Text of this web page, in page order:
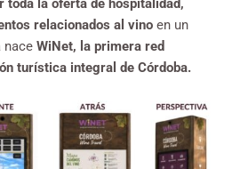
toda la oferta de hospitalidad,
relacionados al vino en un
nace WiNet, la primera red
turística integral de Córdoba.